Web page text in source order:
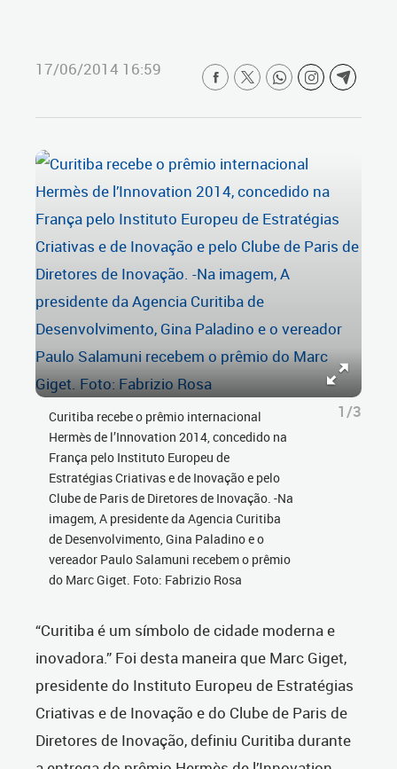
17/06/2014 16:59
Curitiba recebe o prêmio internacional
Hermès de l’Innovation 2014, concedido na
França pelo Instituto Europeu de
Estratégias Criativas e de Inovação e pelo
Clube de Paris de Diretores de Inovação. -Na
imagem, A presidente da Agencia Curitiba
de Desenvolvimento, Gina Paladino e o
vereador Paulo Salamuni recebem o prêmio
do Marc Giget. Foto: Fabrizio Rosa
1/3
“Curitiba é um símbolo de cidade moderna e
inovadora.” Foi desta maneira que Marc Giget,
presidente do Instituto Europeu de Estratégias
Criativas e de Inovação e do Clube de Paris de
Diretores de Inovação, definiu Curitiba durante